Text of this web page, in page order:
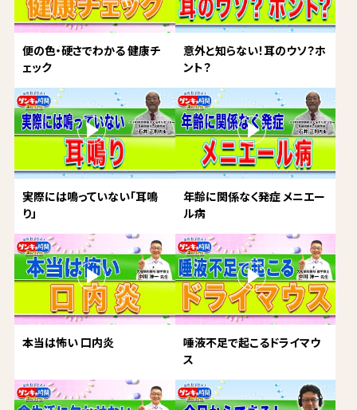
便の色・硬さでわかる 健康チ
ェック
意外と知らない！耳のウソ？ホ
ント？
実際には鳴っていない「耳鳴
り」
年齢に関係なく発症 メニエー
ル病
本当は怖い 口内炎
唾液不足で起こるドライマウ
ス